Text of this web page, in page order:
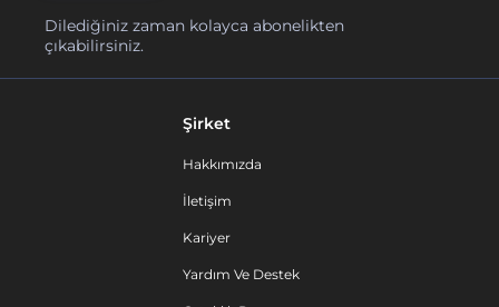
Dilediğiniz zaman kolayca abonelikten
çıkabilirsiniz.
Şirket
Hakkımızda
İletişim
Kariyer
Yardım Ve Destek